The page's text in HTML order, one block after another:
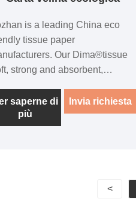
is a leading China eco
tissue paper
Our Dima®tissue
strong and absorbent,
friendly tissue paper keep
family and table clean. These
premium napkins have a
buffets, or birthday
saperne di
più
Invia richiesta
<